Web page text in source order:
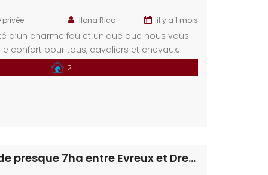
privée
Ilona Rico il y a 1 mois
d’un charme fou et unique que nous vous
confort pour tous, cavaliers et chevaux,
rêve dans cette propriété aux portes d’une
le confort de la campagne et la vie
2
Écurie privée de presque 7ha entre Evreux et Dreux